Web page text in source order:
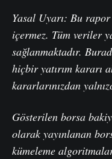
Yasal Uyarı: Bu
içermez. Tüm veriler
sağlanmaktadır.
hiçbir yatırım kararı
kararlarınızdan
Gösterilen borsa
olarak yayınlanan
kümeleme